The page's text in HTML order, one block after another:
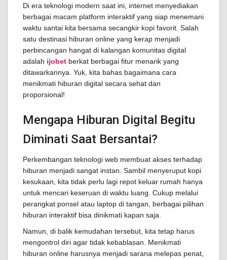
Di era teknologi modern saat ini, internet menyediakan
berbagai macam platform interaktif yang siap menemani
waktu santai kita bersama secangkir kopi favorit. Salah
satu destinasi hiburan online yang kerap menjadi
perbincangan hangat di kalangan komunitas digital
adalah ijobet berkat berbagai fitur menarik yang
ditawarkannya. Yuk, kita bahas bagaimana cara
menikmati hiburan digital secara sehat dan
proporsional!
Mengapa Hiburan Digital Begitu
Diminati Saat Bersantai?
Perkembangan teknologi web membuat akses terhadap
hiburan menjadi sangat instan. Sambil menyeruput kopi
kesukaan, kita tidak perlu lagi repot keluar rumah hanya
untuk mencari keseruan di waktu luang. Cukup melalui
perangkat ponsel atau laptop di tangan, berbagai pilihan
hiburan interaktif bisa dinikmati kapan saja.
Namun, di balik kemudahan tersebut, kita tetap harus
mengontrol diri agar tidak kebablasan. Menikmati
hiburan online harusnya menjadi sarana melepas penat,